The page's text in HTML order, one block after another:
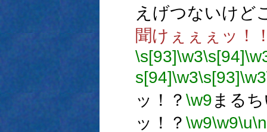
えげつないけど
聞けぇぇぇッ！
\s[93]\w3\s[94]
s[94]\w3\s[93]\w3
ッ！？ \w9まる
ッ！？ \w9\w9\u\n